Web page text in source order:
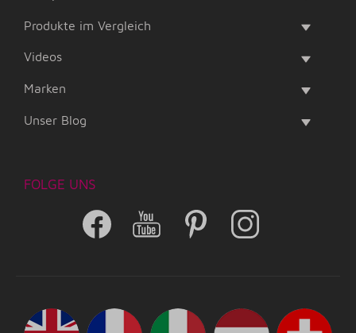
Produkte im Vergleich
Videos
Marken
Unser Blog
FOLGE UNS